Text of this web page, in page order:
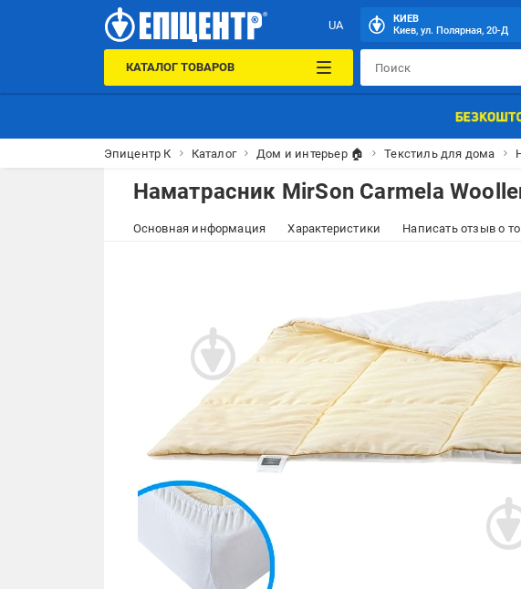
UA
КИЕВ
Киев, ул. Полярная, 20-Д
КАТАЛОГ ТОВАРОВ
Эпицентр К Каталог Дом и интерьер 🏠 Текстиль для дома
Наматрасник MirSon Carmela
Основная информация Характеристики Написать отзыв о